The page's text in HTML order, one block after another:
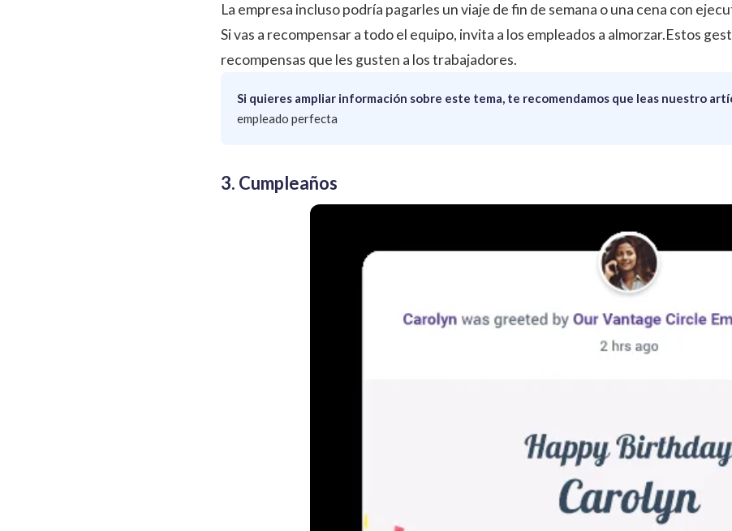
La empresa incluso podría pagarles un viaje de fin de semana o una cena con
Si vas a recompensar a todo el equipo, invita a los empleados a almorzar.Estos
recompensas que les gusten a los trabajadores.
Si quieres ampliar información sobre este tema, te recomendamos que leas nuestro
empleado perfecta
3. Cumpleaños